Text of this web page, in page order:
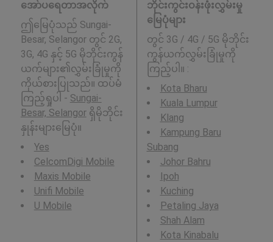
အော်ပရေတာအလိုက်
ဤမြေပုံသည် Sungai-
Besar, Selangor တွင် 2G,
3G, 4G နှင့် 5G မိုဘိုင်းကွန်
ယက်များ၏လွှမ်းခြုံမှုကို
ကိုယ်စားပြုသည်။ ထပ်မံ
ကြည့်ရှုပါ - Sungai-
Besar, Selangorရှိမိုဘိုင်း
နှုန်းများမြေပုံ။
Yes
CelcomDigi Mobile
Maxis Mobile
Unifi Mobile
U Mobile
ဘိုင်းကွင်းဝန်းဖုံးလွှမ်းမှု
မြေပုံများ
တွင် 3G / 4G / 5G မိုဘိုင်း
ကွန်ယက်လွှမ်းခြုံမှုကို
ကြည့်ပါ။ :
Kota Bharu
Kuala Lumpur
Klang
Kampung Baru
Subang
Johor Bahru
Ipoh
Kuching
Petaling Jaya
Shah Alam
Kota Kinabalu